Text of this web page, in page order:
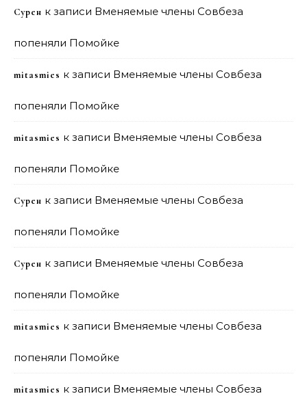
Сурен к записи Вменяемые члены Совбеза
попеняли Помойке
mitasmies к записи Вменяемые члены Совбеза
попеняли Помойке
mitasmies к записи Вменяемые члены Совбеза
попеняли Помойке
Сурен к записи Вменяемые члены Совбеза
попеняли Помойке
Сурен к записи Вменяемые члены Совбеза
попеняли Помойке
mitasmies к записи Вменяемые члены Совбеза
попеняли Помойке
mitasmies к записи Вменяемые члены Совбеза